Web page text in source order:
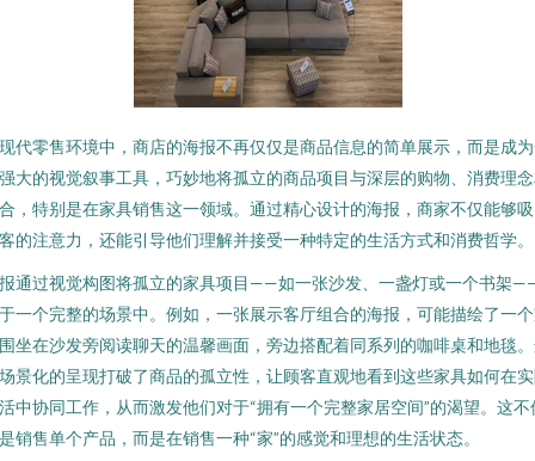
代零售环境中，商店的海报不再仅仅是商品信息的简单展示，而是成
大的视觉叙事工具，巧妙地将孤立的商品项目与深层的购物、消费理
，特别是在家具销售这一领域。通过精心设计的海报，商家不仅能够
的注意力，还能引导他们理解并接受一种特定的生活方式和消费哲学。
通过视觉构图将孤立的家具项目——如一张沙发、一盏灯或一个书架
一个完整的场景中。例如，一张展示客厅组合的海报，可能描绘了一
坐在沙发旁阅读聊天的温馨画面，旁边搭配着同系列的咖啡桌和地毯
景化的呈现打破了商品的孤立性，让顾客直观地看到这些家具如何在
中协同工作，从而激发他们对于“拥有一个完整家居空间”的渴望。这不
销售单个产品，而是在销售一种“家”的感觉和理想的生活状态。